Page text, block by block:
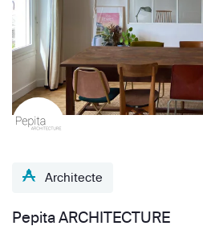
Architecte
Pepita ARCHITECTURE